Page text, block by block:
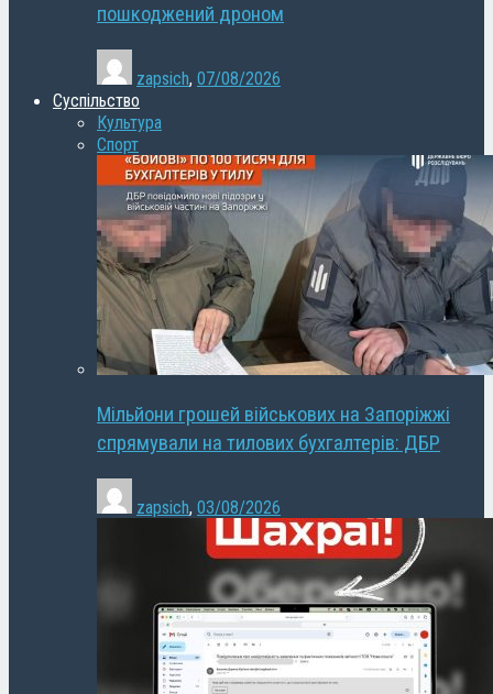
пошкоджений дроном
zapsich, 07/08/2026
Суспільство
Культура
Спорт
Мільйони грошей військових на Запоріжжі
спрямували на тилових бухгалтерів: ДБР
zapsich, 03/08/2026